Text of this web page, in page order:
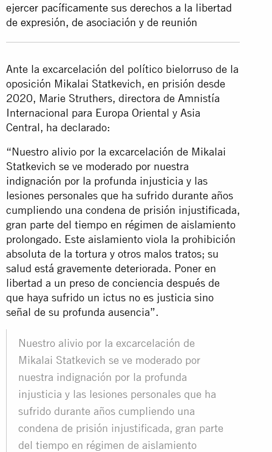
ejercer pacíficamente sus derechos a la libertad
de expresión, de asociación y de reunión
Ante la excarcelación del político bielorruso de la
oposición Mikalai Statkevich, en prisión desde
2020, Marie Struthers, directora de Amnistía
Internacional para Europa Oriental y Asia
Central, ha declarado:
“Nuestro alivio por la excarcelación de Mikalai
Statkevich se ve moderado por nuestra
indignación por la profunda injusticia y las
lesiones personales que ha sufrido durante años
cumpliendo una condena de prisión injustificada,
gran parte del tiempo en régimen de aislamiento
prolongado. Este aislamiento viola la prohibición
absoluta de la tortura y otros malos tratos; su
salud está gravemente deteriorada. Poner en
libertad a un preso de conciencia después de
que haya sufrido un ictus no es justicia sino
señal de su profunda ausencia”.
Nuestro alivio por la excarcelación de
Mikalai Statkevich se ve moderado por
nuestra indignación por la profunda
injusticia y las lesiones personales que ha
sufrido durante años cumpliendo una
condena de prisión injustificada, gran parte
del tiempo en régimen de aislamiento